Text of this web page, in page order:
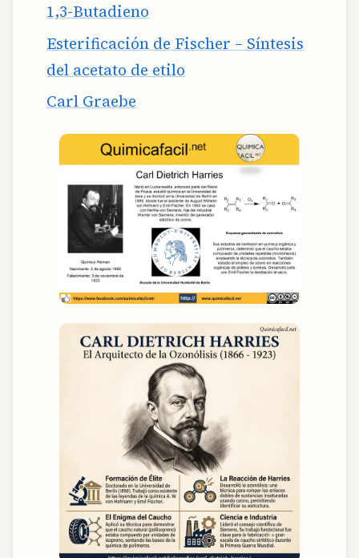
1,3-Butadieno
Esterificación de Fischer – Síntesis
del acetato de etilo
Carl Graebe